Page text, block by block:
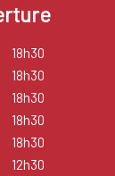
18h30
18h30
18h30
18h30
18h30
12h30